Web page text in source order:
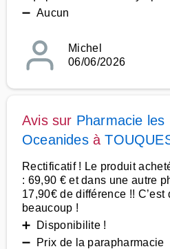
➖ Aucun
Michel
06/06/2026
Avis sur Pharmacie les
Oceanidesà
Rectificatif ! Le produit
: 69,90 € et dans une autre
17,90€ de différence !! C’est
beaucoup !
➕ Disponibilite !
➖ Prix de la parapharmacie